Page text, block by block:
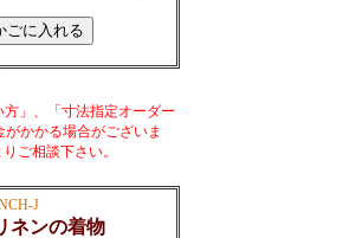
」、「寸法指定オーダー
かかる場合がございま
りご相談下さい。
J
ンの着物